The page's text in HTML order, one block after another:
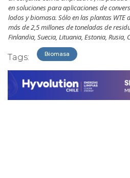
en soluciones para aplicaciones de
lodos y biomasa. Sólo en las plantas WTE
más de 2,5 millones de toneladas de
Finlandia, Suecia, Lituania, Estonia, Rusia,
Tags: Biomasa